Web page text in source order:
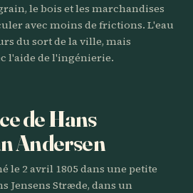
le bois et les marchandises
avec moins de frictions. L'eau
du sort de la ville, mais
l'aide de l'ingénierie.
de Hans
Andersen
le 2 avril 1805 dans une petite
Jensens Stræde, dans un